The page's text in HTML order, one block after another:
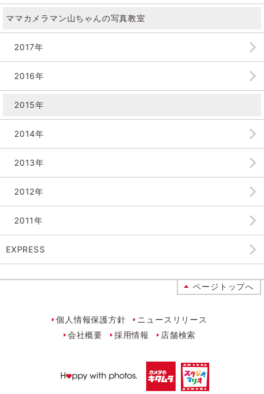
ママカメラマン山ちゃんの写真教室
2017年
2016年
2015年
2014年
2013年
2012年
2011年
EXPRESS
ページトップへ
個人情報保護方針
ニュースリリース
会社概要
採用情報 店舗検索